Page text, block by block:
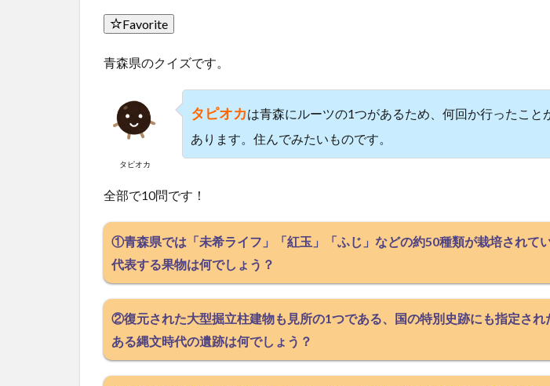
Favorite
青森県のクイズです。
タピオカ
タピオカは青森にルーツの1つがあるため、何回か行ったこと
あります。住んでみたいものです。
全部で10問です！
①青森県では「未希ライフ」「紅玉」「ふじ」などの約50種類が栽培されて
代表する果物は何でしょう？
②復元された大型掘立柱建物も見所の1つである、国の特別史跡にも指定され
ある縄文時代の遺跡は何でしょう？